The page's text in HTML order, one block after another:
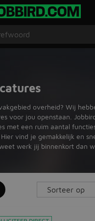
overheid? Wij
voor jou openstaan.
met een ruim aantal
vind je gemakkelijk en
werk jij binnenkort dan